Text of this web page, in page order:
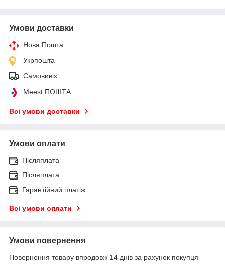
Умови доставки
Нова Пошта
Укрпошта
Самовивіз
Meest ПОШТА
Всі умови доставки
Умови оплати
Післяплата
Післяплата
Гарантійний платіж
Всі умови оплати
Умови повернення
Повернення товару впродовж 14 днів за рахунок покупця